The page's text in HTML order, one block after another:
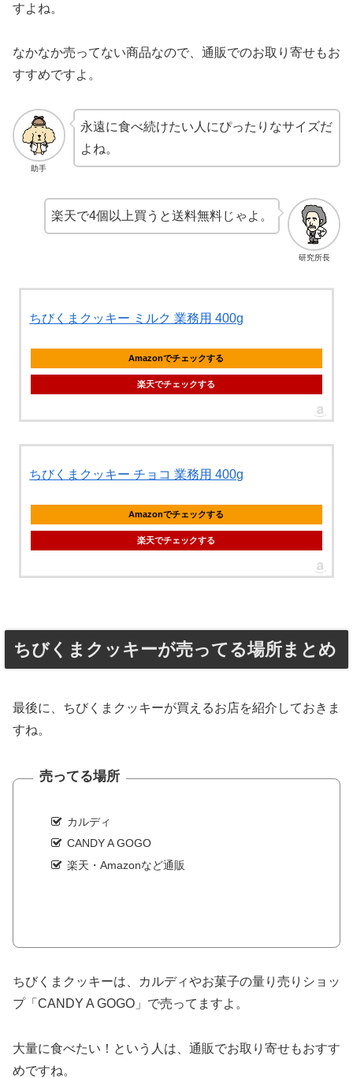
すよね。
なかなか売ってない商品なので、通販でのお取り寄せもお
すすめですよ。
助手
永遠に食べ続けたい人にぴったりなサイズだ
よね。
研究所長
楽天で4個以上買うと送料無料じゃよ。
ちびくまクッキー ミルク 業務用 400g
Amazonでチェックする
楽天でチェックする
ちびくまクッキー チョコ 業務用 400g
Amazonでチェックする
楽天でチェックする
ちびくまクッキーが売ってる場所まとめ
最後に、ちびくまクッキーが買えるお店を紹介しておきま
すね。
売ってる場所
カルディ
CANDY A GOGO
楽天・Amazonなど通販
ちびくまクッキーは、カルディやお菓子の量り売りショッ
プ「CANDY A GOGO」で売ってますよ。
大量に食べたい！という人は、通販でお取り寄せもおすす
めですね。